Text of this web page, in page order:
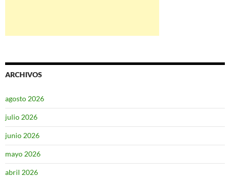
ARCHIVOS
agosto 2026
julio 2026
junio 2026
mayo 2026
abril 2026